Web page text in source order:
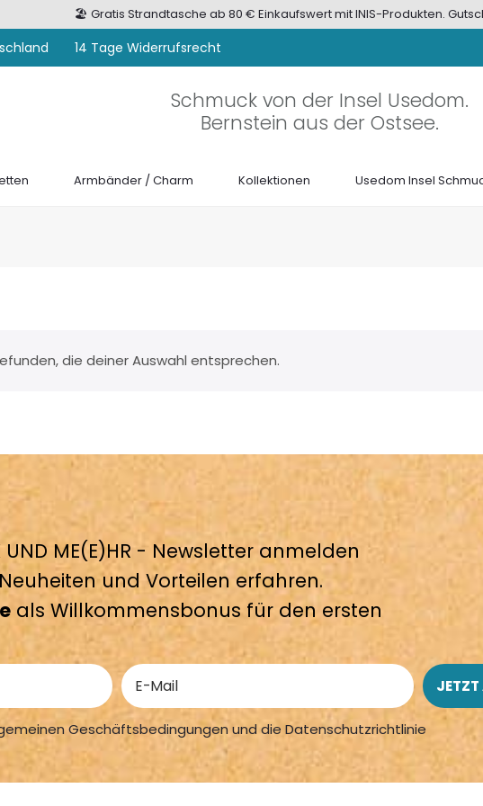
🏖️ Gratis Strandtasche ab 80 € Einkaufswert mit INIS-Produkten.
14 Tage Widerrufsrecht
Schmuck von der Insel Usedom.
Bernstein aus der Ostsee.
Armbänder / Charm Kollektionen Usedom Insel
die deiner Auswahl entsprechen.
UND ME(E)HR - Newsletter anmelden
und Vorteilen erfahren.
als Willkommensbonus für den ersten
Geschäftsbedingungen und die Datenschutzrichtlinie